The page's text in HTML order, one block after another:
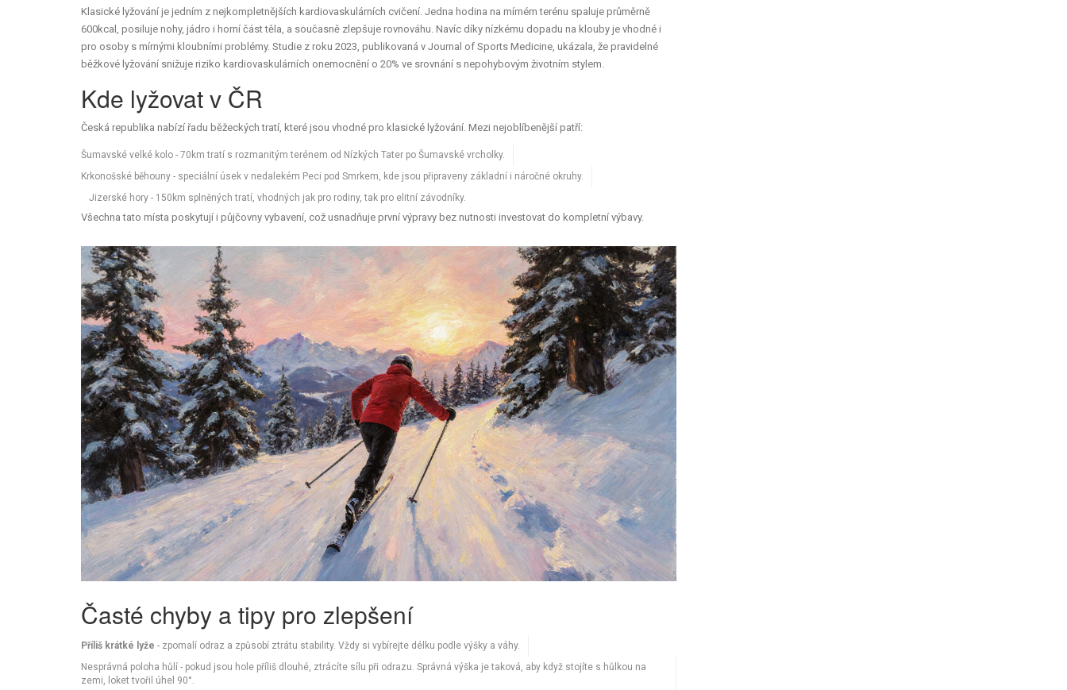
Klasické lyžování je jedním z nejkompletnějších kardiovaskulárních cvičení. Jedna hodina na mírném terénu spaluje průměrně
600kcal, posiluje nohy, jádro i horní část těla, a současně zlepšuje rovnováhu. Navíc díky nízkému dopadu na klouby je vhodné i
pro osoby s mírnými kloubními problémy. Studie z roku 2023, publikovaná v Journal of Sports Medicine, ukázala, že pravidelné
běžkové lyžování snižuje riziko kardiovaskulárních onemocnění o 20% ve srovnání s nepohybovým životním stylem.
Kde lyžovat v ČR
Česká republika nabízí řadu běžeckých tratí, které jsou vhodné pro klasické lyžování. Mezi nejoblíbenější patří:
Šumavské velké kolo - 70km tratí s rozmanitým terénem od Nízkých Tater po Šumavské vrcholky.
Krkonošské běhouny - speciální úsek v nedalekém Peci pod Smrkem, kde jsou připraveny základní i náročné okruhy.
Jizerské hory - 150km splněných tratí, vhodných jak pro rodiny, tak pro elitní závodníky.
Všechna tato místa poskytují i půjčovny vybavení, což usnadňuje první výpravy bez nutnosti investovat do kompletní výbavy.
Časté chyby a tipy pro zlepšení
Příliš krátké lyže - zpomalí odraz a způsobí ztrátu stability. Vždy si vybírejte délku podle výšky a váhy.
Nesprávná poloha hůlí - pokud jsou hole příliš dlouhé, ztrácíte sílu při odrazu. Správná výška je taková, aby když stojíte s hůlkou na
zemi, loket tvořil úhel 90°.